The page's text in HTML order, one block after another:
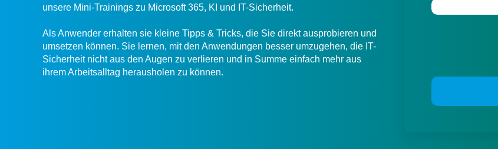
unsere Mini-Trainings zu Microsoft 365, KI und IT-Sicherheit.
Als Anwender erhalten sie kleine Tipps & Tricks, die Sie direkt ausprobieren und
umsetzen können. Sie lernen, mit den Anwendungen besser umzugehen, die IT-
Sicherheit nicht aus den Augen zu verlieren und in Summe einfach mehr aus
ihrem Arbeitsalltag herausholen zu können.